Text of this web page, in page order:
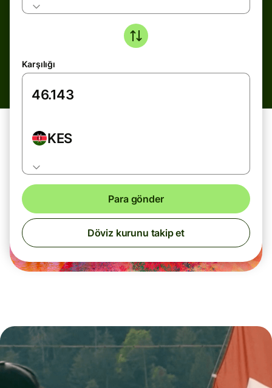
Karşılığı
KES
Para gönder
Döviz kurunu takip et